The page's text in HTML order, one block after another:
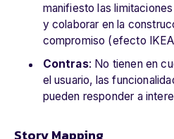
manifiesto las
y colaborar en la
compromiso (efecto
Contras: No tienen en
el usuario, las
pueden responder a